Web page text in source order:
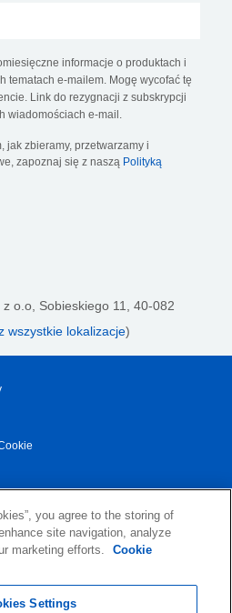
informacje o produktach i
tematach e-mailem. Mogę wycofać tę
Link do rezygnacji z subskrypcji
wiadomościach e-mail.
jak zbieramy, przetwarzamy i
zapoznaj się z naszą Polityką
o.o, Sobieskiego 11, 40-082
wszystkie lokalizacje)
you agree to the storing of
site navigation, analyze
marketing efforts.
Cookie
Settings